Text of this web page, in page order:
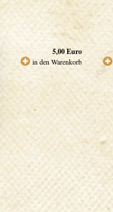
5,00Euro
in den Warenkorb